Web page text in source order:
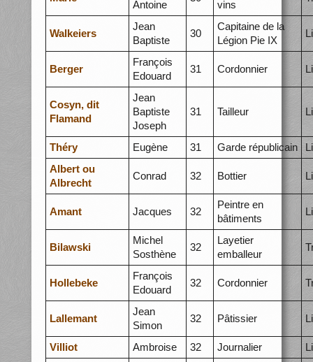
Antoine
vins
Walkeiers
Jean
Baptiste
30
Capitaine de la
Légion Pie IX
Berger
François
Edouard
31 Cordonnier
Cosyn, dit
Flamand
Jean
Baptiste
Joseph
31 Tailleur
Théry Eugène 31 Garde républicain
Albert ou
Albrecht
Conrad 32 Bottier
Amant Jacques 32
Peintre en
bâtiments
Bilawski
Michel
Sosthène
32
Layetier
emballeur
Hollebeke
François
Edouard
32 Cordonnier
Lallemant
Jean
Simon
32 Pâtissier
Villiot Ambroise 32 Journalier